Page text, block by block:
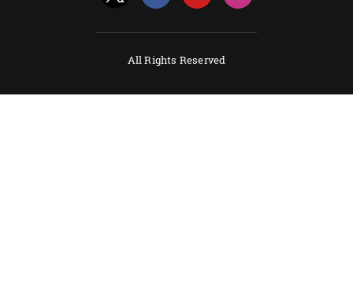
All Rights Reserved